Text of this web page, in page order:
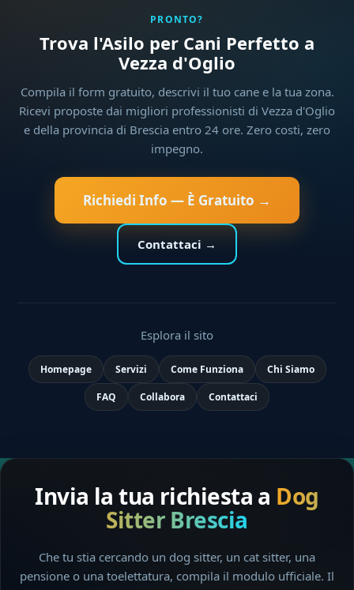
PRONTO?
Trova l'Asilo per Cani Perfetto a
Vezza d'Oglio
Compila il form gratuito, descrivi il tuo cane e la tua zona.
Ricevi proposte dai migliori professionisti di Vezza d'Oglio
e della provincia di Brescia entro 24 ore. Zero costi, zero
impegno.
Richiedi Info — È Gratuito →
Contattaci →
Esplora il sito
Homepage Servizi Come Funziona Chi Siamo
FAQ Collabora Contattaci
Invia la tua richiesta a Dog
Sitter Brescia
Che tu stia cercando un dog sitter, un cat sitter, una
pensione o una toelettatura, compila il modulo ufficiale. Il